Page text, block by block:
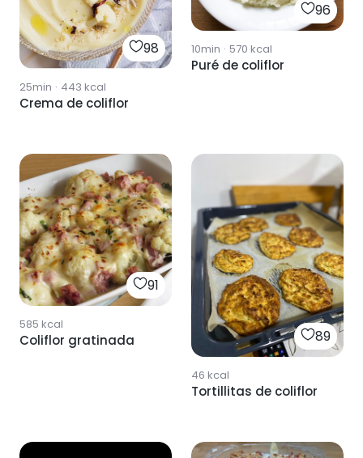
98
25min · 443 kcal
Crema de coliflor
96
10min · 570 kcal
Puré de coliflor
91
585 kcal
Coliflor gratinada 89
46 kcal
Tortillitas de coliflor